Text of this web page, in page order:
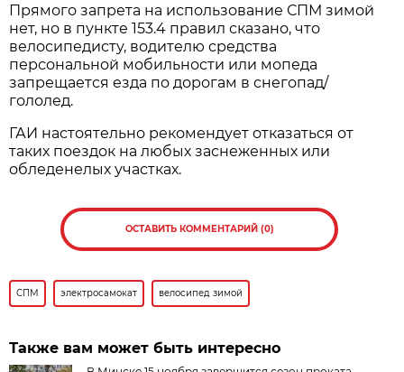
Прямого запрета на использование СПМ зимой
нет, но в пункте 153.4 правил сказано, что
велосипедисту, водителю средства
персональной мобильности или мопеда
запрещается езда по дорогам в снегопад/
гололед.
ГАИ настоятельно рекомендует отказаться от
таких поездок на любых заснеженных или
обледенелых участках.
ОСТАВИТЬ КОММЕНТАРИЙ (0)
СПМ электросамокат велосипед зимой
Также вам может быть интересно